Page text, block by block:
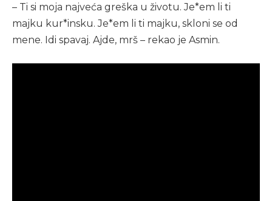
– Ti si moja najveća greška u životu. Je*em li ti
majku kur*insku. Je*em li ti majku, skloni se od
mene. Idi spavaj. Ajde, mrš – rekao je Asmin.